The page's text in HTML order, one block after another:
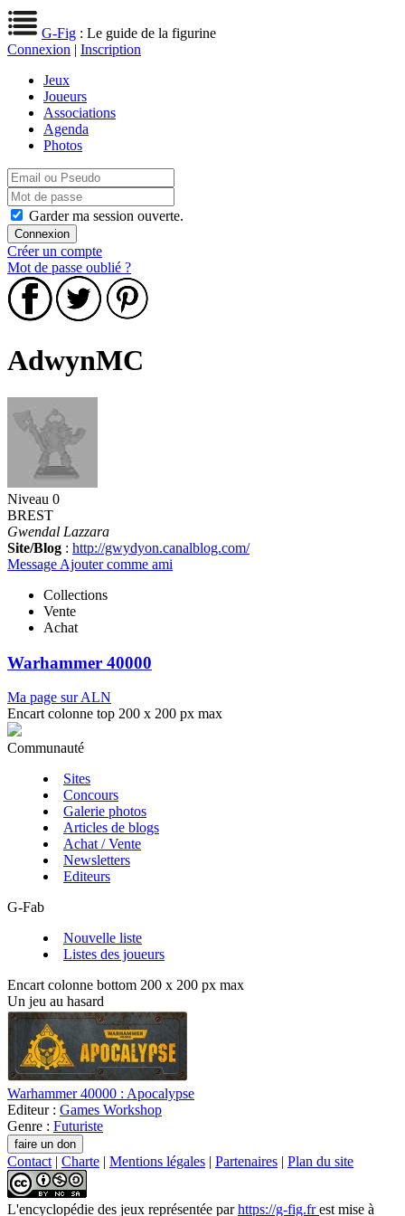
G-Fig : Le guide de la figurine
Connexion | Inscription
Jeux
Joueurs
Associations
Agenda
Photos
Garder ma session ouverte.
Créer un compte
Mot de passe oublié ?
AdwynMC
Niveau 0
BREST
Gwendal Lazzara
Site/Blog : http://gwydyon.canalblog.com/
Message Ajouter comme ami
Collections
Vente
Achat
Warhammer 40000
Ma page sur ALN
Encart colonne top 200 x 200 px max
Communauté
Sites
Concours
Galerie photos
Articles de blogs
Achat / Vente
Newsletters
Editeurs
G-Fab
Nouvelle liste
Listes des joueurs
Encart colonne bottom 200 x 200 px max
Un jeu au hasard
Warhammer 40000 : Apocalypse
Editeur : Games Workshop
Genre : Futuriste
Contact | Charte | Mentions légales | Partenaires | Plan du site
L'encyclopédie des jeux représentée parhttps://g-fig.frest mise à